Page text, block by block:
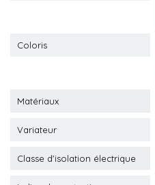
Coloris
Matériaux
Variateur
Classe d'isolation électrique